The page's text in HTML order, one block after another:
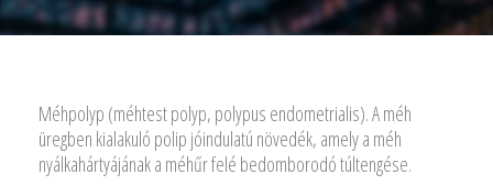
Méhpolyp (méhtest polyp, polypus endometrialis). A méh
üregben kialakuló polip jóindulatú növedék, amely a méh
nyálkahártyájának a méhűr felé bedomborodó túltengése.